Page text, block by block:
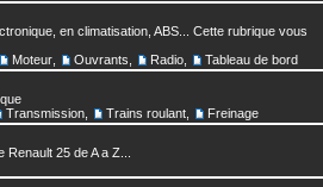
en climatisation, ABS... Cette rubrique vous
Moteur Ouvrants Radio Tableau de bord
Transmission Trains roulant Freinage
25 de A a Z...